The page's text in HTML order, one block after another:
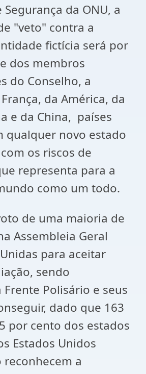
da ONU, a
"veto" contra a
fictícia será por
dos membros
do Conselho, a
da América, da
e da China, países
qualquer novo estado
os riscos de
representa para a
como um todo.
de uma maioria de
Assembleia Geral
para aceitar
sendo
Polisário e seus
dado que 163
por cento dos estados
Estados Unidos
reconhecem a